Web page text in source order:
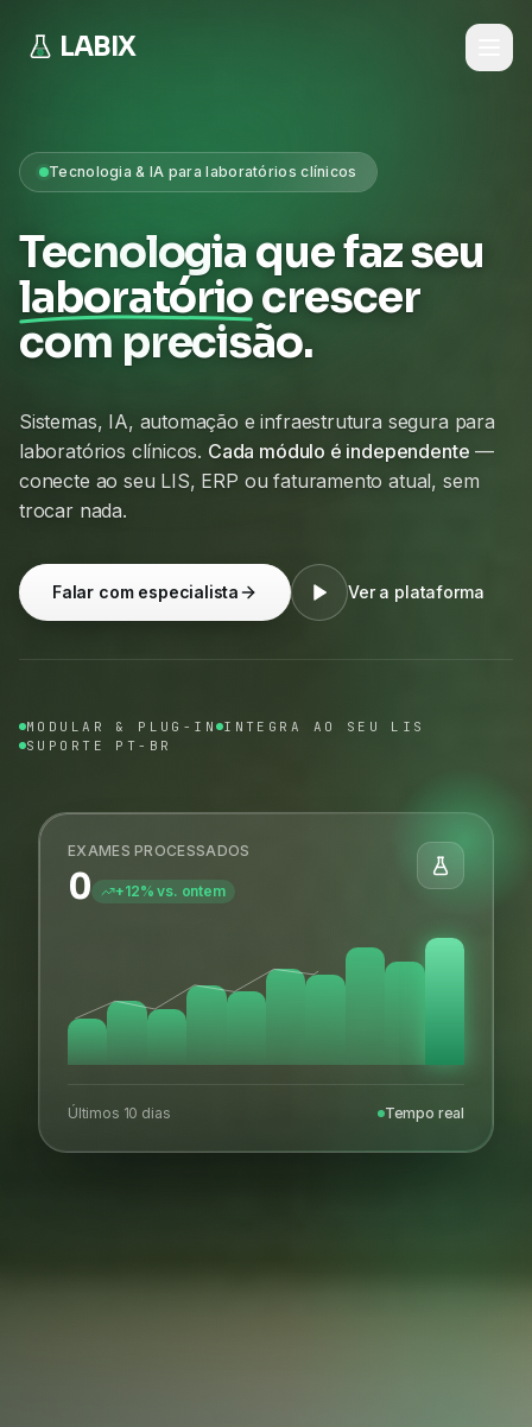
LABIX
Tecnologia & IA para laboratórios clínicos
Tecnologia que faz seu
laboratóriocrescer
com precisão.
Sistemas, IA, automação e infraestrutura segura para
laboratórios clínicos. Cada módulo é independente —
conecte ao seu LIS, ERP ou faturamento atual, sem
trocar nada.
Falar com especialista Ver a plataforma
MODULAR & PLUG-IN INTEGRA AO SEU LIS
SUPORTE PT-BR
EXAMES PROCESSADOS
0 +12% vs. ontem
Últimos 10 dias Tempo real